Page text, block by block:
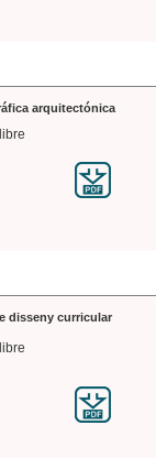
arquitectónica
disseny curricular